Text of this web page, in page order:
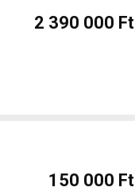
2 390 000 Ft
150 000 Ft